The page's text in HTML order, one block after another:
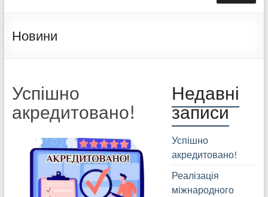
Новини
Успішно
акредитовано!
Недавні
записи
Успішно
акредитовано!
Реалізація
міжнародного